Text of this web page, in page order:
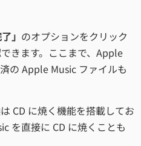
」 のオプションをクリック
きます。ここまで、Apple
の Apple Music ファイルも
CD に焼く機能を搭載してお
を直接に CD に焼くことも